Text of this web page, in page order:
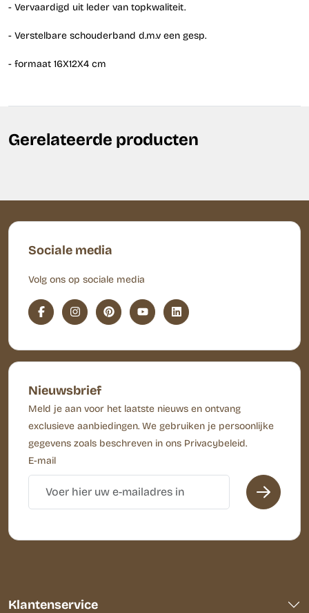
- Vervaardigd uit leder van topkwaliteit.
- Verstelbare schouderband d.m.v een gesp.
- formaat 16X12X4 cm
Gerelateerde producten
Sociale media
Volg ons op sociale media
Nieuwsbrief
Meld je aan voor het laatste nieuws en ontvang
exclusieve aanbiedingen. We gebruiken je persoonlijke
gegevens zoals beschreven in ons Privacybeleid.
E-mail
Klantenservice